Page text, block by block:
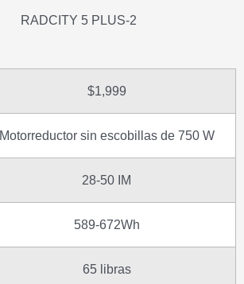
$1,999
Motorreductor sin escobillas de 750 W
28-50 IM
589-672Wh
65 libras